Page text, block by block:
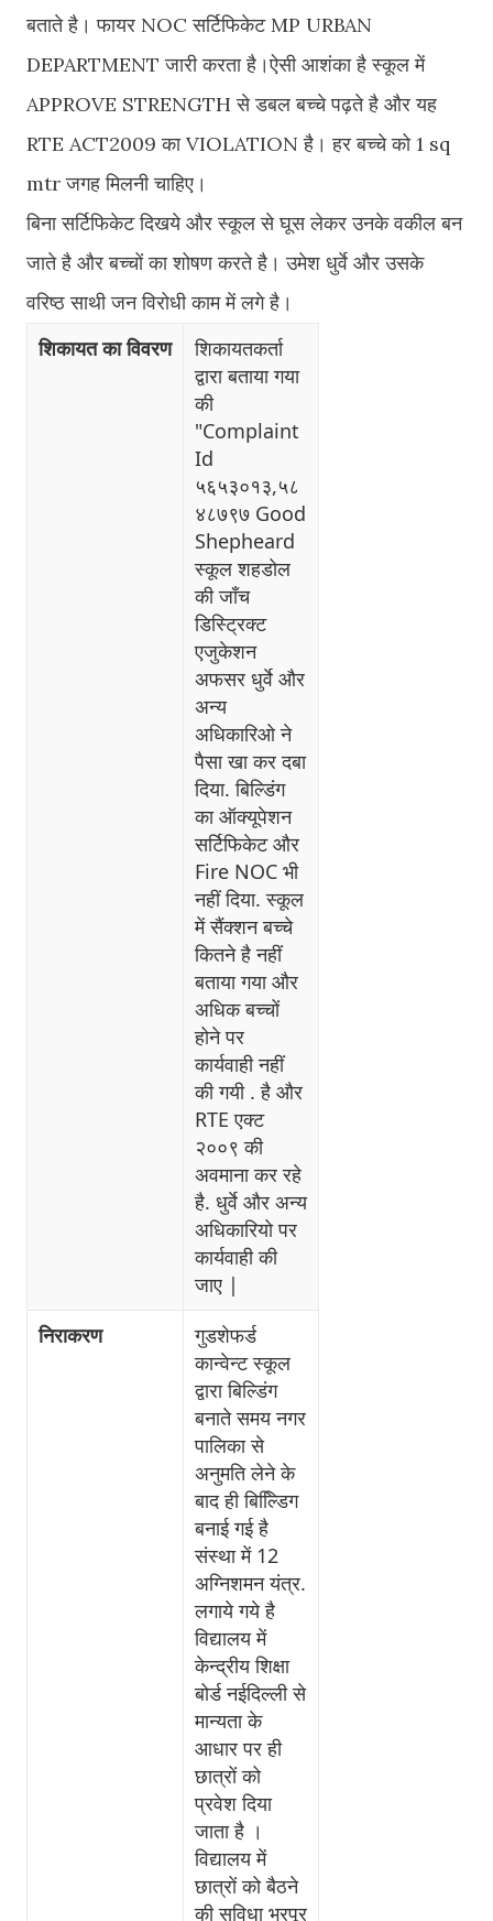
बताते है। फायर NOC सर्टिफिकेट MP URBAN
DEPARTMENT जारी करता है।ऐसी आशंका है स्कूल में
APPROVE STRENGTH से डबल बच्चे पढ़ते है और यह
RTE ACT2009 का VIOLATION है। हर बच्चे को 1 sq
mtr जगह मिलनी चाहिए।
बिना सर्टिफिकेट दिखये और स्कूल से घूस लेकर उनके वकील बन
जाते है और बच्चों का शोषण करते है। उमेश धुर्वे और उसके
वरिष्ठ साथी जन विरोधी काम में लगे है।
शिकायत का विवरण
शिकायतकर्ता
द्वारा बताया गया
की
"Complaint
Id
५६५३०१३,५८
४८७९७ Good
Shepheard
स्कूल शहडोल
की जाँच
डिस्ट्रिक्ट
एजुकेशन
अफसर धुर्वे और
अन्य
अधिकारिओ ने
पैसा खा कर दबा
दिया. बिल्डिंग
का ऑक्यूपेशन
सर्टिफिकेट और
Fire NOC भी
नहीं दिया. स्कूल
में सैंक्शन बच्चे
कितने है नहीं
बताया गया और
अधिक बच्चों
होने पर
कार्यवाही नहीं
की गयी . है और
RTE एक्ट
२००९ की
अवमाना कर रहे
है. धुर्वे और अन्य
अधिकारियो पर
कार्यवाही की
जाए |
निराकरण
गुडशेफर्ड
कान्वेन्ट स्कूल
द्वारा बिल्डिंग
बनाते समय नगर
पालिका से
अनुमति लेने के
बाद ही बिल्डििग
बनाई गई है
संस्था में 12
अग्निशमन यंत्र.
लगाये गये है
विद्यालय में
केन्द्रीय शिक्षा
बोर्ड नईदिल्ली से
मान्यता के
आधार पर ही
छात्रों को
प्रवेश दिया
जाता है ।
विद्यालय में
छात्रों को बैठने
की सुविधा भरपूर